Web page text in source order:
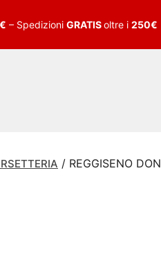
– Spedizioni GRATISoltre i 250€
c
/ REGGISENO